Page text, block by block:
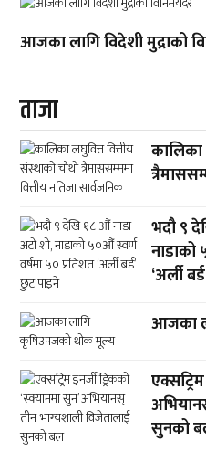
आजका लागि विदेशी मुद्राको
ताजा
कालिका
भदौ ९
नाडाको
‘अर्ली
आजका
सुनको